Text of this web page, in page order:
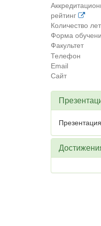
рейтинг
Количество лет
Форма
Факультет
Телефон
Email
Сайт